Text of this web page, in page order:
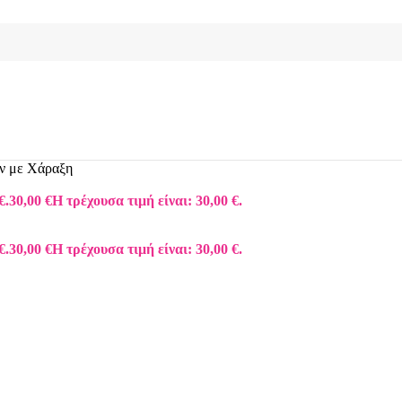
με Χάραξη
30,00 €Η τρέχουσα τιμή είναι: 30,00 €.
30,00 €Η τρέχουσα τιμή είναι: 30,00 €.